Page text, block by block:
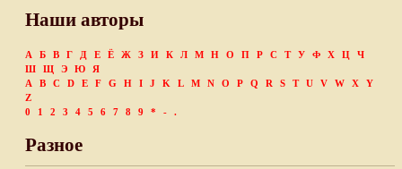
Наши авторы
А Б В Г Д Е Ё Ж З И К Л М Н О П Р С Т У Ф Х Ц
Ч
Ш
Щ Э Ю
Я
A
B C D E F G H I J K L M N O P Q R S T U V W X
Y
Z
0
1 2 3 4 5 6 7 8 9 * - .
Разное